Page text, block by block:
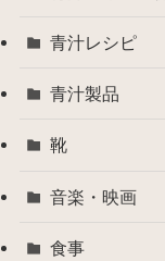
青汁レシピ
青汁製品
靴
音楽・映画
食事